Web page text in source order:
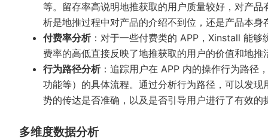
等。留存率高说明地推获取的用户质量较好，对产
析是地推过程中对产品的介绍不到位，还是产品本
付费率分析：对于一些付费类的 APP，Xinstall 能够
费率的高低直接反映了地推获取的用户的价值和地推
行为路径分析：追踪用户在 APP 内的操作行为路径
功能等）的具体流程。通过分析行为路径，可以发
势的传达是否准确，以及是否引导用户进行了有效
多维度数据分析